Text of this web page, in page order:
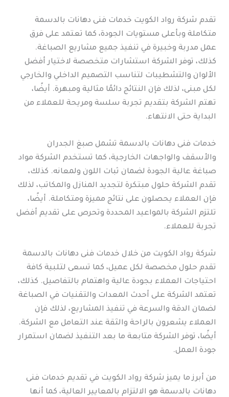
تقدم شركة رواد الكويت خدمات فنى دهانات بالدسمة
متكاملة وبأعلى مستويات الجودة، كما تعتمد على فرق
عمل مدربة وخبيرة في تنفيذ جميع مشاريع الصباغة.
كذلك، توفر الشركة استشارات متخصصة لاختيار أفضل
الألوان والتشطيبات لتناسب التصميم الداخلي والخارجي
لكل مبنى، لذلك فإن النتائج دائمًا مثالية ومبهرة. أيضًا،
تهتم الشركة بتقديم تجربة سلسة ومريحة للعملاء من
البداية حتى الانتهاء.
خدمات فنى دهانات بالدسمة تشمل صبغ الجدران
والأسقف والواجهات الخارجية، كما تستخدم الشركة مواد
صباغة عالية الجودة لضمان ثبات اللون ولمعانه. كذلك،
تقدم الشركة حلول مبتكرة لتجديد المنازل والمكاتب، لذلك
فإن العملاء يحصلون على نتائج مميزة ومتكاملة. أيضًا،
تلتزم الشركة بالمواعيد المحددة وتحرص على تقديم أفضل
تجربة للعملاء.
شركة رواد الكويت من خلال خدمات فنى دهانات بالدسمة
تقدم حلول مخصصة لكل عميل، كما تسعى لتلبية كافة
احتياجات العملاء بجودة عالية واهتمام بالتفاصيل. كذلك،
تعتمد الشركة على أحدث المعدات والتقنيات في الصباغة
لضمان الدقة والسرعة في تنفيذ المشاريع، لذلك فإن
العملاء يشعرون بالراحة والثقة عند التعامل مع الشركة.
أيضًا، توفر الشركة متابعة ما بعد التنفيذ لضمان استمرار
جودة العمل.
من أبرز ما يميز شركة رواد الكويت في تقديم خدمات فنى
دهانات بالدسمة هو الالتزام بالمعايير العالية، كما أنها